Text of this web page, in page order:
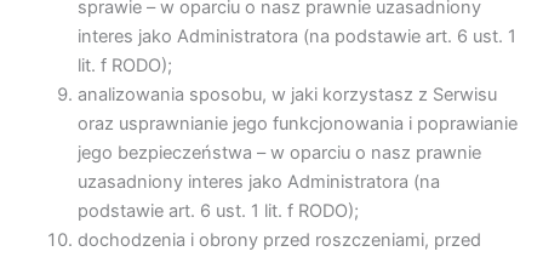
sprawie – w oparciu o nasz prawnie uzasadniony
interes jako Administratora (na podstawie art. 6 ust. 1
lit. f RODO);
analizowania sposobu, w jaki korzystasz z Serwisu
oraz usprawnianie jego funkcjonowania i poprawianie
jego bezpieczeństwa – w oparciu o nasz prawnie
uzasadniony interes jako Administratora (na
podstawie art. 6 ust. 1 lit. f RODO);
dochodzenia i obrony przed roszczeniami, przed